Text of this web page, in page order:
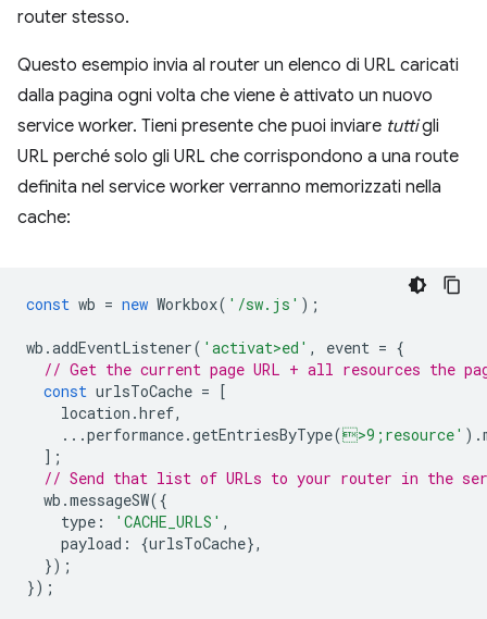
router stesso.
Questo esempio invia al router un elenco di URL caricati
dalla pagina ogni volta che viene è attivato un nuovo
service worker. Tieni presente che puoi inviare tuttigli
URL perché solo gli URL che corrispondono a una route
definita nel service worker verranno memorizzati nella
cache:
const wb = new Workbox( '/sw.js' );
wb .addEventListener( 'activat>ed' , event = {
// Get the current page URL + all resources the
const urlsToCache = [
location .href,
...performance.getEntriesByType(>9;resource' ).
];
// Send that list of URLs to your router in the
wb .messageSW({
type : 'CACHE_URLS' ,
payload : {urlsToCache},
});
});